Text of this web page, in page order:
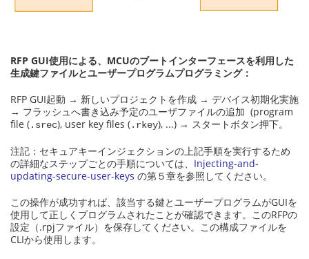
RFP GUI使用による、MCUのブートインターフェースを利用した
生成鍵ファイルとユーザープログラムプログラミング：
RFP GUI起動 → 新しいプロジェクトを作成 → デバイス初期化実施
→ フラッシュへ書き込み予定のユーザファイルの追加 (program
file (.srec), user key files (.rkey), ...) → スタートボタン押下。
注記：セキュアキーインジェクションの上記手順を実行するため
の詳細なステップごとの手順については、 Injecting-and-
updating-secure-user-keys の第５章を参照してください。
この操作が成功すれば、該当する鍵とユーザープログラムがGUIを
使用して正しくプログラムされたことが確認できます。このRFPの
設定（.rpjファイル）を保存してください。この構成ファイルを
CLIから使用します。